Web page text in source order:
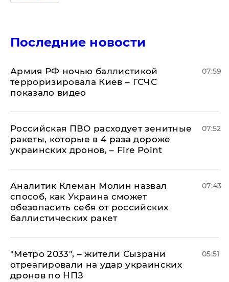
Последние новости
Армия РФ ночью баллистикой
терроризировала Киев – ГСЧС
показало видео
07:59
Российская ПВО расходует зенитные
ракеты, которые в 4 раза дороже
украинских дронов, – Fire Point
07:52
Аналитик Клеман Молин назвал
способ, как Украина сможет
обезопасить себя от российских
баллистических ракет
07:43
"Метро 2033", – жители Сызрани
отреагировали на удар украинских
дронов по НПЗ
05:51